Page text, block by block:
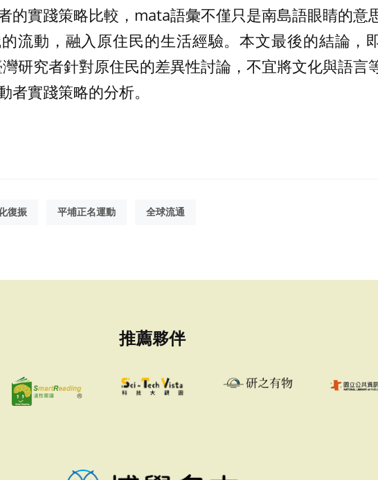
的實踐策略比較，mata語彙不僅只是南島語眼睛的意
流動，融入原住民的生活經驗。本文最後的結論，
研究者針對原住民的差異性討論，不宜將文化與語言
者實踐策略的分析。
復振 平埔正名運動 全球流通
推薦夥伴